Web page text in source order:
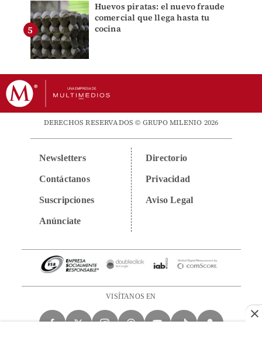
Huevos piratas: el nuevo fraude
comercial que llega hasta tu
cocina
DERECHOS RESERVADOS © GRUPO MILENIO 2026
Newsletters
Contáctanos
Suscripciones
Anúnciate
Directorio
Privacidad
Aviso Legal
VISÍTANOS EN